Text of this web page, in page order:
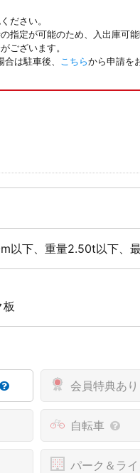
ださい。
指定が可能のため、入出庫可
ございます。
は駐車後、
こちらから申請を
以下、重量2.50t以下、
会員特典あり
自転車
パーク＆ライ